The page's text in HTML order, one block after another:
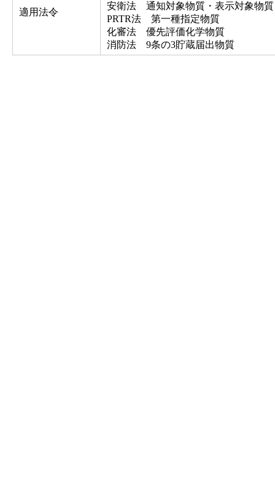
適用法令
安衛法 通知対象物質・表示対象物質
PRTR法 第一種指定物質
化審法 優先評価化学物質
消防法 9条の3貯蔵届出物質